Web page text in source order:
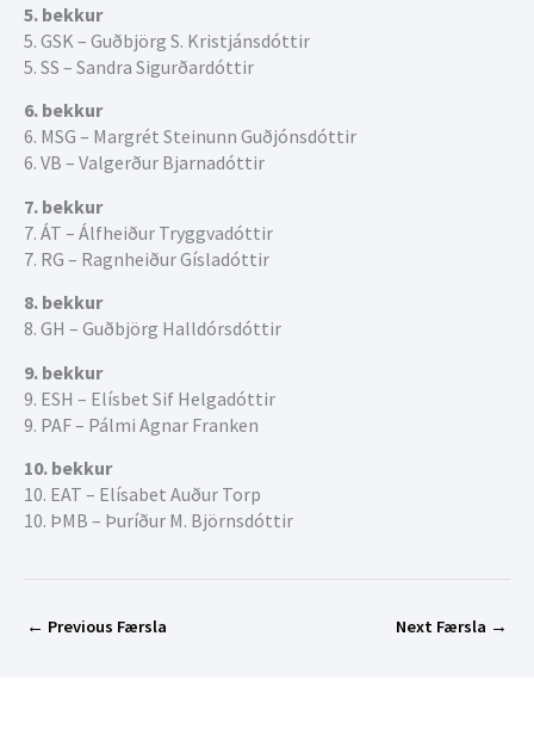
5. bekkur
5. GSK – Guðbjörg S. Kristjánsdóttir
5. SS – Sandra Sigurðardóttir
6. bekkur
6. MSG – Margrét Steinunn Guðjónsdóttir
6. VB – Valgerður Bjarnadóttir
7. bekkur
7. ÁT – Álfheiður Tryggvadóttir
7. RG – Ragnheiður Gísladóttir
8. bekkur
8. GH – Guðbjörg Halldórsdóttir
9. bekkur
9. ESH – Elísbet Sif Helgadóttir
9. PAF – Pálmi Agnar Franken
10. bekkur
10. EAT – Elísabet Auður Torp
10. ÞMB – Þuríður M. Björnsdóttir
← Previous Færsla Next Færsla →